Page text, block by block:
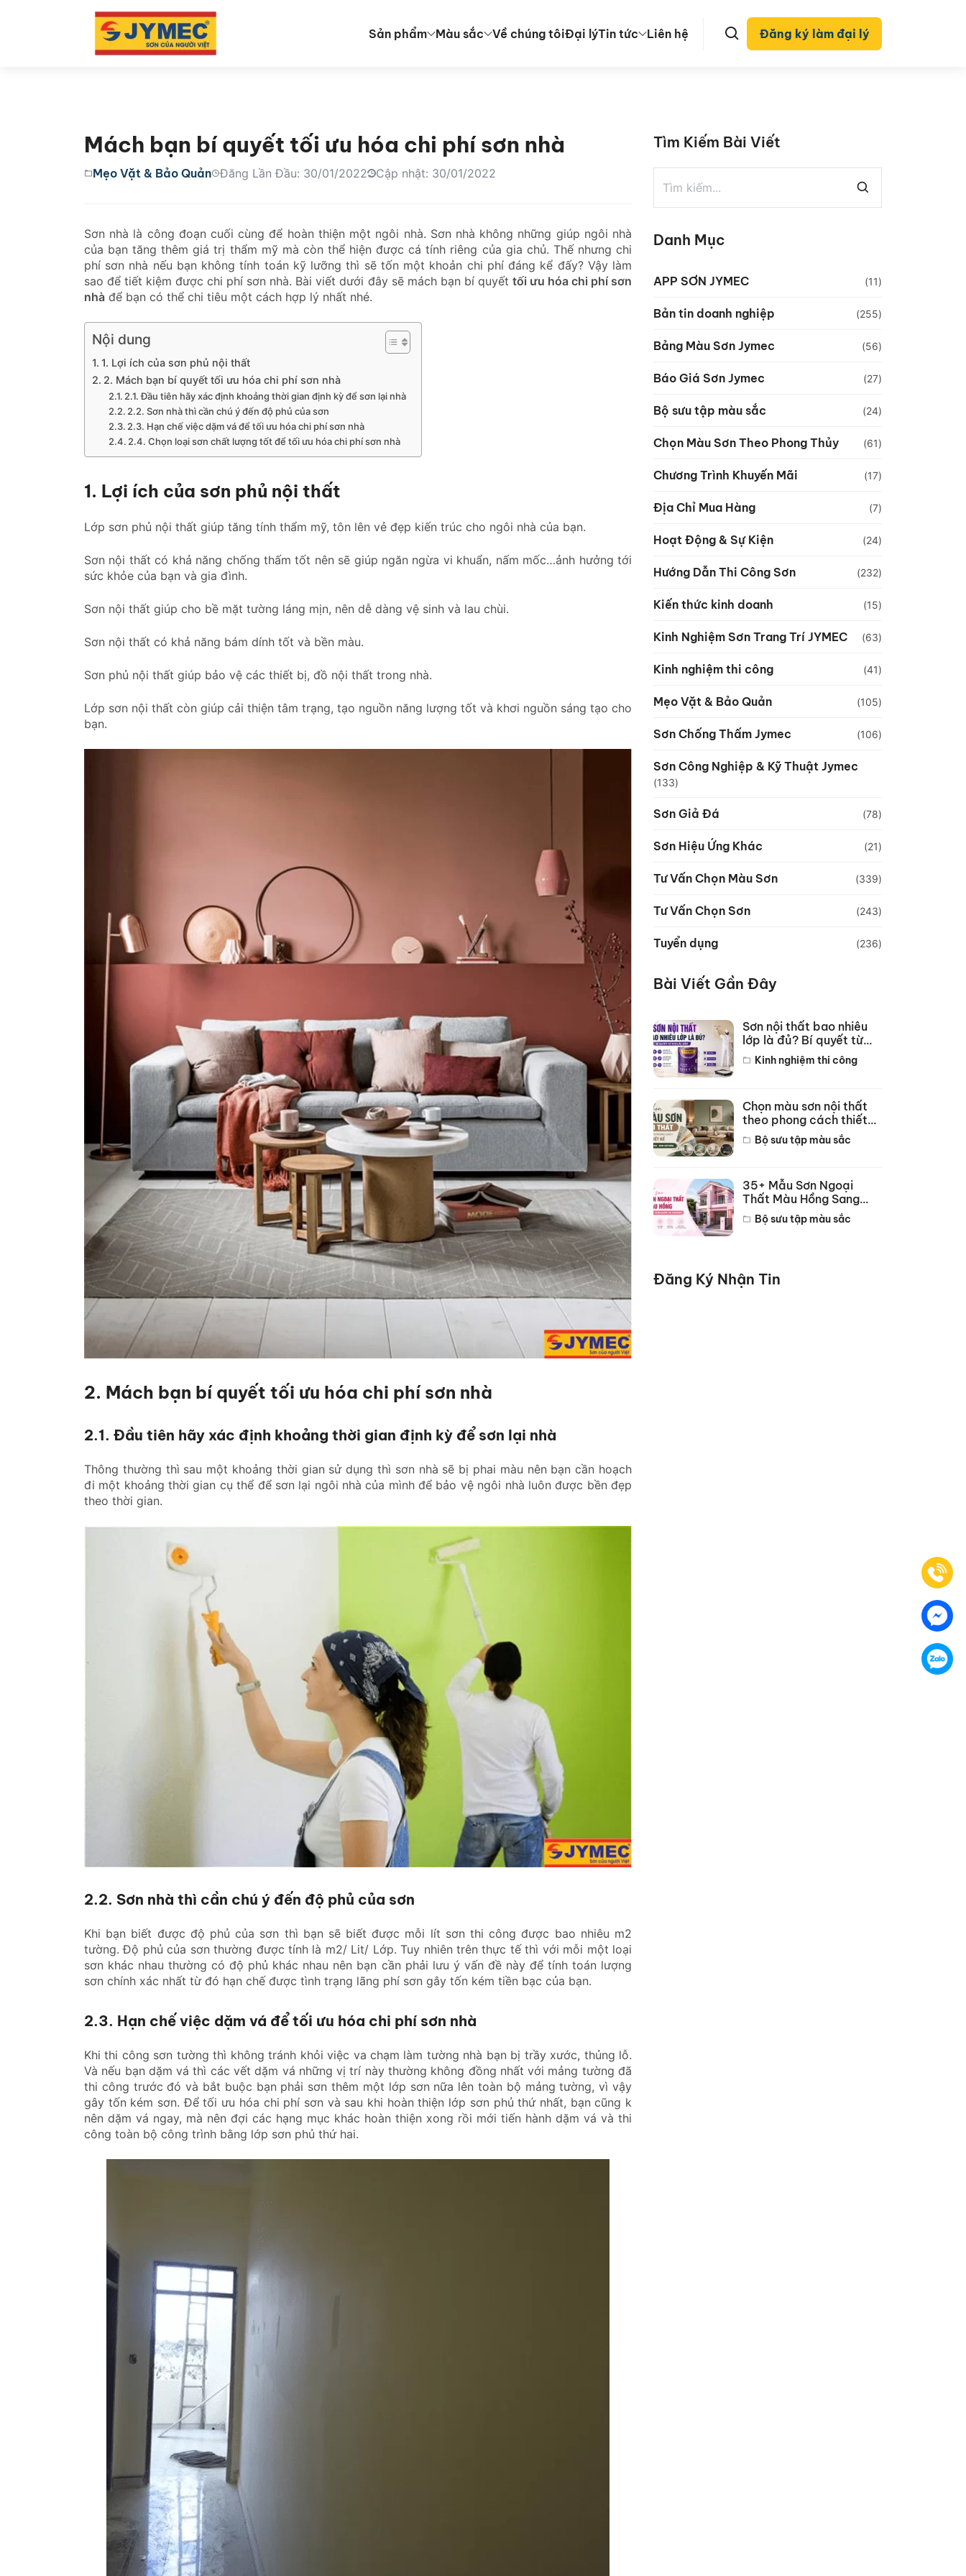
Sản phẩm Màu sắc Về chúng tôiĐại lýTin tức Liên hệ Đăng ký làm đại lý
Mách bạn bí quyết tối ưu hóa chi phí sơn nhà
Mẹo Vặt & Bảo Quản Đăng Lần Đầu: 30/01/2022 Cập nhật: 30/01/2022
Sơn nhà là công đoạn cuối cùng để hoàn thiện một ngôi nhà. Sơn nhà không những giúp ngôi nhà
của bạn tăng thêm giá trị thẩm mỹ mà còn thể hiện được cá tính riêng của gia chủ. Thế nhưng chi
phí sơn nhà nếu bạn không tính toán kỹ lưỡng thì sẽ tốn một khoản chi phí đáng kể đấy? Vậy làm
sao để tiết kiệm được chi phí sơn nhà. Bài viết dưới đây sẽ mách bạn bí quyết tối ưu hóa chi phí sơn
nhà để bạn có thể chi tiêu một cách hợp lý nhất nhé.
Nội dung
1. Lợi ích của sơn phủ nội thất
2. Mách bạn bí quyết tối ưu hóa chi phí sơn nhà
2.1. Đầu tiên hãy xác định khoảng thời gian định kỳ để sơn lại nhà
2.2. Sơn nhà thì cần chú ý đến độ phủ của sơn
2.3. Hạn chế việc dặm vá để tối ưu hóa chi phí sơn nhà
2.4. Chọn loại sơn chất lượng tốt để tối ưu hóa chi phí sơn nhà
1. Lợi ích của sơn phủ nội thất
Lớp sơn phủ nội thất giúp tăng tính thẩm mỹ, tôn lên vẻ đẹp kiến trúc cho ngôi nhà của bạn.
Sơn nội thất có khả năng chống thấm tốt nên sẽ giúp ngăn ngừa vi khuẩn, nấm mốc…ảnh hưởng tới
sức khỏe của bạn và gia đình.
Sơn nội thất giúp cho bề mặt tường láng mịn, nên dễ dàng vệ sinh và lau chùi.
Sơn nội thất có khả năng bám dính tốt và bền màu.
Sơn phủ nội thất giúp bảo vệ các thiết bị, đồ nội thất trong nhà.
Lớp sơn nội thất còn giúp cải thiện tâm trạng, tạo nguồn năng lượng tốt và khơi nguồn sáng tạo cho
bạn.
2. Mách bạn bí quyết tối ưu hóa chi phí sơn nhà
2.1. Đầu tiên hãy xác định khoảng thời gian định kỳ để sơn lại nhà
Thông thường thì sau một khoảng thời gian sử dụng thì sơn nhà sẽ bị phai màu nên bạn cần hoạch
đi một khoảng thời gian cụ thể để sơn lại ngôi nhà của mình để bảo vệ ngôi nhà luôn được bền đẹp
theo thời gian.
2.2. Sơn nhà thì cần chú ý đến độ phủ của sơn
Khi bạn biết được độ phủ của sơn thì bạn sẽ biết được mỗi lít sơn thi công được bao nhiêu m2
tường. Độ phủ của sơn thường được tính là m2/ Lit/ Lớp. Tuy nhiên trên thực tế thì với mỗi một loại
sơn khác nhau thường có độ phủ khác nhau nên bạn cần phải lưu ý vấn đề này để tính toán lượng
sơn chính xác nhất từ đó hạn chế được tình trạng lãng phí sơn gây tốn kém tiền bạc của bạn.
2.3. Hạn chế việc dặm vá để tối ưu hóa chi phí sơn nhà
Khi thi công sơn tường thì không tránh khỏi việc va chạm làm tường nhà bạn bị trầy xước, thủng lỗ.
Và nếu bạn dặm vá thì các vết dặm vá những vị trí này thường không đồng nhất với mảng tường đã
thi công trước đó và bắt buộc bạn phải sơn thêm một lớp sơn nữa lên toàn bộ mảng tường, vì vậy
gây tốn kém sơn. Để tối ưu hóa chi phí sơn và sau khi hoàn thiện lớp sơn phủ thứ nhất, bạn cũng k
nên dặm vá ngay, mà nên đợi các hạng mục khác hoàn thiện xong rồi mới tiến hành dặm vá và thi
công toàn bộ công trình bằng lớp sơn phủ thứ hai.
Tìm Kiếm Bài Viết
Danh Mục
APP SƠN JYMEC (11)
Bản tin doanh nghiệp (255)
Bảng Màu Sơn Jymec (56)
Báo Giá Sơn Jymec (27)
Bộ sưu tập màu sắc (24)
Chọn Màu Sơn Theo Phong Thủy (61)
Chương Trình Khuyến Mãi (17)
Địa Chỉ Mua Hàng (7)
Hoạt Động & Sự Kiện (24)
Hướng Dẫn Thi Công Sơn (232)
Kiến thức kinh doanh (15)
Kinh Nghiệm Sơn Trang Trí JYMEC (63)
Kinh nghiệm thi công (41)
Mẹo Vặt & Bảo Quản (105)
Sơn Chống Thấm Jymec (106)
Sơn Công Nghiệp & Kỹ Thuật Jymec
(133)
Sơn Giả Đá (78)
Sơn Hiệu Ứng Khác (21)
Tư Vấn Chọn Màu Sơn (339)
Tư Vấn Chọn Sơn (243)
Tuyển dụng (236)
Bài Viết Gần Đây
Sơn nội thất bao nhiêu
lớp là đủ? Bí quyết từ
thợ lâu năm
Kinh nghiệm thi công
Chọn màu sơn nội thất
theo phong cách thiết
kế hot năm 2026
Bộ sưu tập màu sắc
35+ Mẫu Sơn Ngoại
Thất Màu Hồng Sang
Trọng Đẹp Nhất 2026
Bộ sưu tập màu sắc
Đăng Ký Nhận Tin